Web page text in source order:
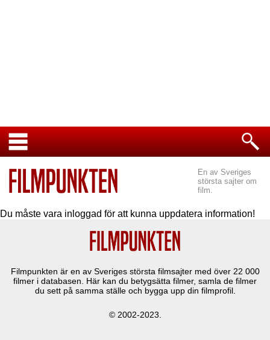
En av Sveriges
största sajter om
film.
Du måste vara inloggad för att kunna uppdatera information!
Filmpunkten är en av Sveriges största filmsajter med över 22 000
filmer i databasen. Här kan du betygsätta filmer, samla de filmer
du sett på samma ställe och bygga upp din filmprofil.
© 2002-2023.